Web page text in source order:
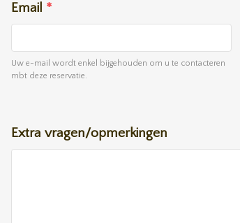
Email *
Uw e-mail wordt enkel bijgehouden om u te contacteren
mbt deze reservatie.
Extra vragen/opmerkingen